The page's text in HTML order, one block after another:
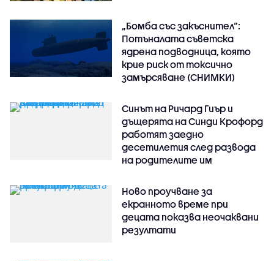
„Бомба със закъснител“:
Потъналата съветска
ядрена подводница, която
крие риск от токсично
замърсяване (СНИМКИ)
Синът на Ричард Гиър и
дъщерята на Синди Крофорд
работят заедно
десетилетия след развода
на родителите им
Ново проучване за
екранното време при
децата показва неочаквани
резултати